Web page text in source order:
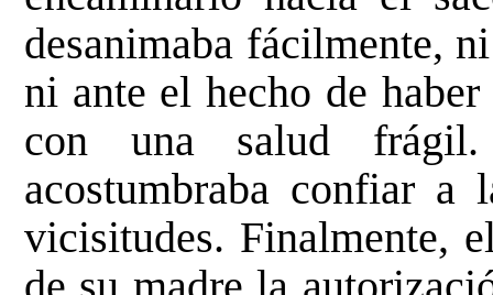
desanimaba fácilmente,
ni ante el hecho de
con una salud
acostumbraba confiar a
vicisitudes. Finalmente,